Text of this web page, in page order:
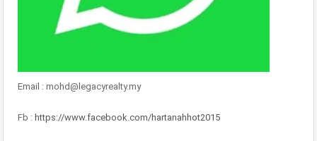
Email : mohd@legacyrealty.my
Fb : https://www.facebook.com/hartanahhot2015